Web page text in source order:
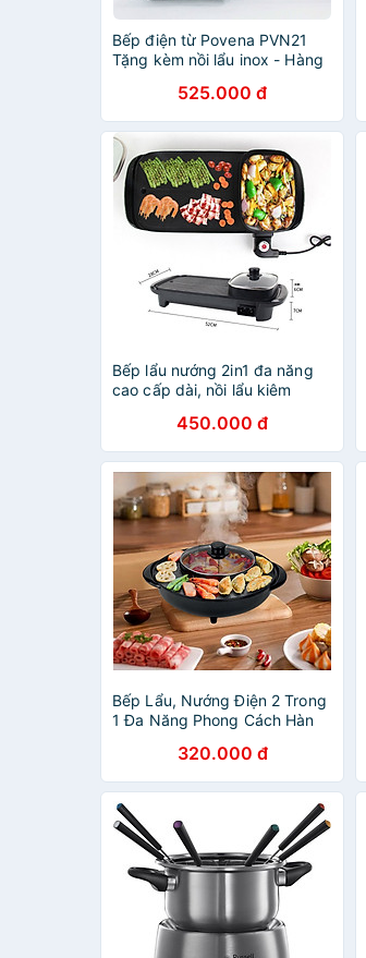
Bếp điện từ Povena PVN21
Tặng kèm nồi lẩu inox - Hàng
525.000 đ
Bếp lẩu nướng 2in1 đa năng
cao cấp dài, nồi lẩu kiêm
mặt tráng men chống dính -
Hàng chính hãng
450.000 đ
Bếp Lẩu, Nướng Điện 2 Trong
1 Đa Năng Phong Cách Hàn
320.000 đ